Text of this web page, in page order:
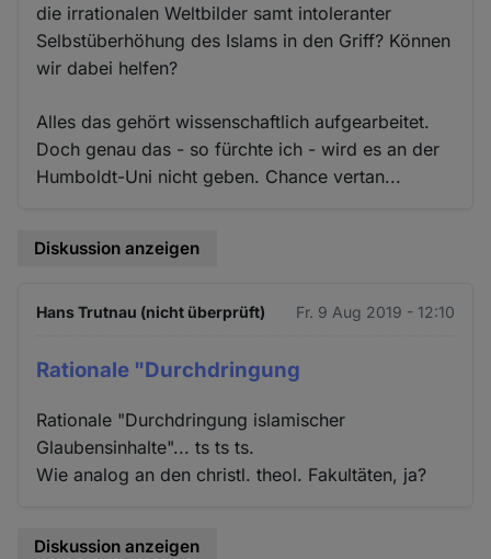
die irrationalen Weltbilder samt intoleranter
Selbstüberhöhung des Islams in den Griff? Können
wir dabei helfen?
Alles das gehört wissenschaftlich aufgearbeitet.
Doch genau das - so fürchte ich - wird es an der
Humboldt-Uni nicht geben. Chance vertan...
Diskussion anzeigen
Hans Trutnau (nicht überprüft) Fr. 9 Aug 2019 - 12:10
Rationale "Durchdringung
Rationale "Durchdringung islamischer
Glaubensinhalte"... ts ts ts.
Wie analog an den christl. theol. Fakultäten, ja?
Diskussion anzeigen